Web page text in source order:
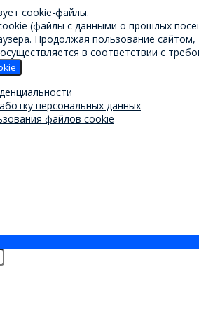
cookie-файлы.
(файлы с данными о прошлых
Продолжая пользование
в соответствии с
персональных данных
файлов cookie